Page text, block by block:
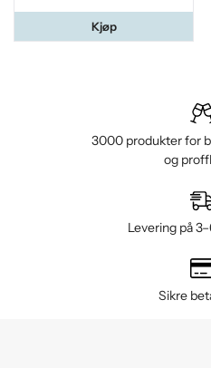
Kjøp
3000 produkter for
og
Levering på
Sikre